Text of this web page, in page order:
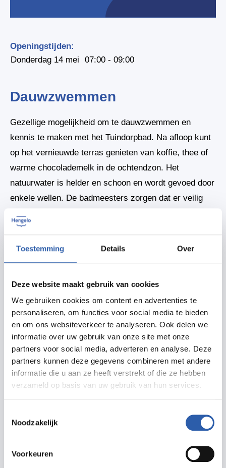
Toestemming Details Over
Deze website maakt gebruik van cookies
We gebruiken cookies om content en advertenties te
personaliseren, om functies voor social media te bieden
en om ons websiteverkeer te analyseren. Ook delen we
informatie over uw gebruik van onze site met onze
partners voor social media, adverteren en analyse. Deze
partners kunnen deze gegevens combineren met andere
informatie die u aan ze heeft verstrekt of die ze hebben
verzameld op basis van uw gebruik van hun services.
Noodzakelijk
Voorkeuren
Openingstijden:
Donderdag 14 mei
07:00 - 09:00
Dauwzwemmen
Gezellige mogelijkheid om te dauwzwemmen en
kennis te maken met het Tuindorpbad. Na afloop kunt
op het vernieuwde terras genieten van koffie, thee of
warme chocolademelk in de ochtendzon. Het
natuurwater is helder en schoon en wordt gevoed door
enkele wellen. De badmeesters zorgen dat er veilig
Delen
Zet in agenda
Routebeschrijving
Meer informatie